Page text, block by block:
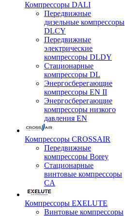
Компрессоры DALI
Передвижные
дизельные компрессоры
DLCY
Передвижные
электрические
компрессоры DLDY
Стационарные
компрессоры DL
Энергосберегающие
компрессоры EN II
Энергосберегающие
компрессоры низкого
давления EN
Компрессоры CROSSAIR
Передвижные
компрессоры Borey
Стационарные
винтовые компрессоры
CA
Компрессоры EXELUTE
Винтовые компрессоры